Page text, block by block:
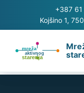
+387
Kojšino 1,